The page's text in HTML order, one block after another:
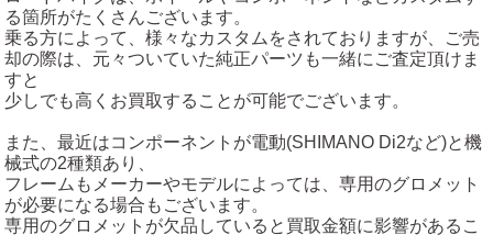
る箇所がたくさんございます。
乗る方によって、様々なカスタムをされておりますが、ご売
却の際は、元々ついていた純正パーツも一緒にご査定頂けま
すと
少しでも高くお買取することが可能でございます。
また、最近はコンポーネントが電動(SHIMANO Di2など)と機
械式の2種類あり、
フレームもメーカーやモデルによっては、専用のグロメット
が必要になる場合もございます。
専用のグロメットが欠品していると買取金額に影響があるこ